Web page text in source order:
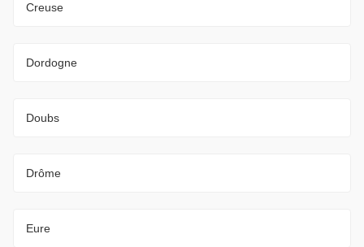
Creuse
Dordogne
Doubs
Drôme
Eure